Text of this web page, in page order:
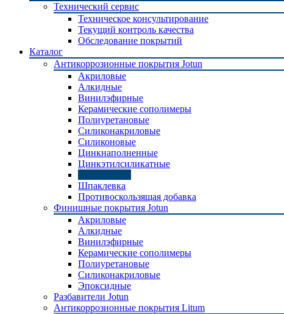
Технический сервис
Техническое консультирование
Текущий контроль качества
Обследование покрытий
Каталог
Антикоррозионные покрытия Jotun
Акриловые
Алкидные
Винилэфирные
Керамические сополимеры
Полиуретановые
Силиконакриловые
Силиконовые
Цинкнаполненные
Цинкэтилсиликатные
Шпаклевка
Противоскользящая добавка
Финишные покрытия Jotun
Акриловые
Алкидные
Винилэфирные
Керамические сополимеры
Полиуретановые
Силиконакриловые
Эпоксидные
Разбавители Jotun
Антикоррозионные покрытия Litum